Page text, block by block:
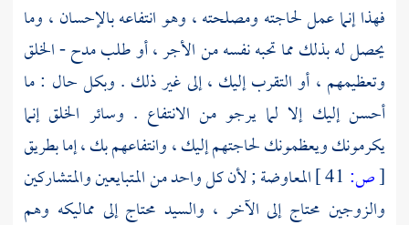
فهذا إنما عمل لحاجته ومصلحته ، وهو انتفاعه بالإحسان ، وما
يحصل له بذلك مما تحبه نفسه من الأجر ، أو طلب مدح - الخلق
وتعظيمهم ، أو التقرب إليك ، إلى غير ذلك . وبكل حال : ما
أحسن إليك إلا لما يرجو من الانتفاع . وسائر الخلق إنما
يكرمونك ويعظمونك لحاجتهم إليك ، وانتفاعهم بك ، إما بطريق
[ص:
المعاوضة ; لأن كل واحد من المتبايعين والمتشاركين
والزوجين محتاج إلى الآخر ، والسيد محتاج إلى مماليكه وهم